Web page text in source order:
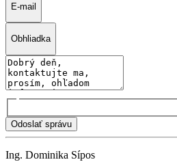
E-mail
Obhliadka
Odoslať správu
Ing. Dominika Sípos